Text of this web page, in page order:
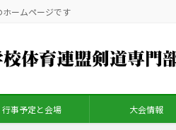
ームページです
行事予定と会場 大会情報